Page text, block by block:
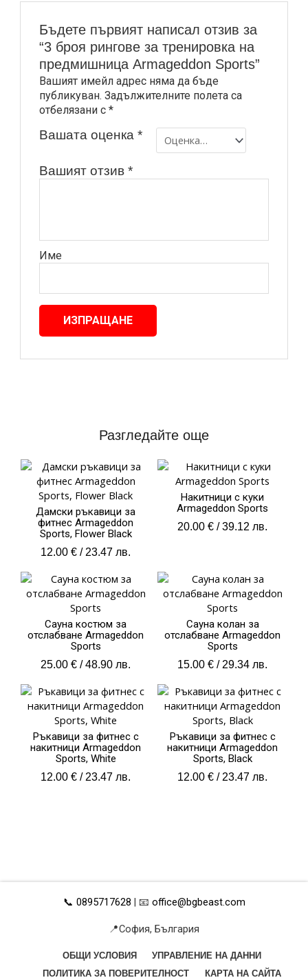
Бъдете първият написал отзив за
“3 броя рингове за тренировка на
предмишница Armageddon Sports”
Вашият имейл адрес няма да бъде
публикуван. Задължителните полета са
отбелязани с *
Вашата оценка *
Вашият отзив *
Име
Разгледайте още
Дамски ръкавици за
фитнес Armageddon
Sports, Flower Black
12.00 € / 23.47 лв.
Накитници с куки
Armageddon Sports
20.00 € / 39.12 лв.
Сауна костюм за
отслабване Armageddon
Sports
25.00 € / 48.90 лв.
Сауна колан за
отслабване Armageddon
Sports
15.00 € / 29.34 лв.
Ръкавици за фитнес с
накитници Armageddon
Sports, White
12.00 € / 23.47 лв.
Ръкавици за фитнес с
накитници Armageddon
Sports, Black
12.00 € / 23.47 лв.
📞 0895717628 | 📧 office@bgbeast.com
📍София, България
ОБЩИ УСЛОВИЯ
УПРАВЛЕНИЕ НА ДАННИ
ПОЛИТИКА ЗА ПОВЕРИТЕЛНОСТ
КАРТА НА САЙТА